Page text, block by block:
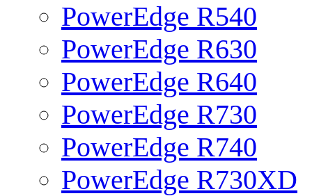
PowerEdge R540
PowerEdge R630
PowerEdge R640
PowerEdge R730
PowerEdge R740
PowerEdge R730XD